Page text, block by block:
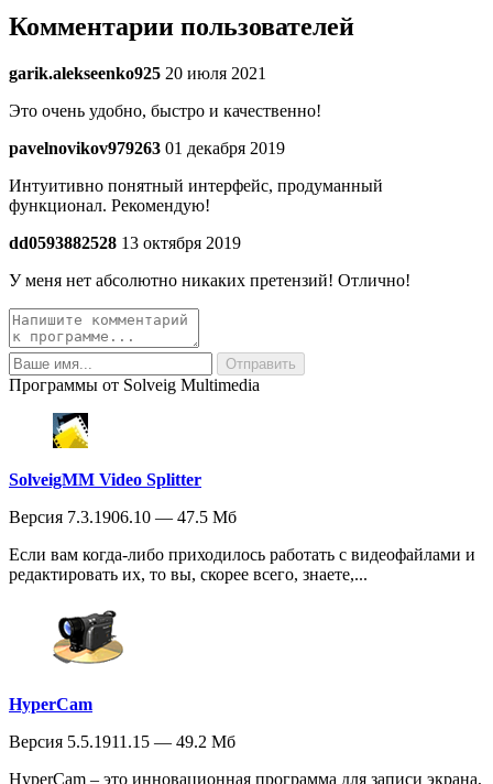
Комментарии пользователей
garik.alekseenko925 20 июля 2021
Это очень удобно, быстро и качественно!
pavelnovikov979263 01 декабря 2019
Интуитивно понятный интерфейс, продуманный
функционал. Рекомендую!
dd0593882528 13 октября 2019
У меня нет абсолютно никаких претензий! Отлично!
Программы от Solveig Multimedia
SolveigMM Video Splitter
Версия 7.3.1906.10 — 47.5 Мб
Если вам когда-либо приходилось работать с видеофайлами и
редактировать их, то вы, скорее всего, знаете,...
HyperCam
Версия 5.5.1911.15 — 49.2 Мб
HyperCam – это инновационная программа для записи экрана,